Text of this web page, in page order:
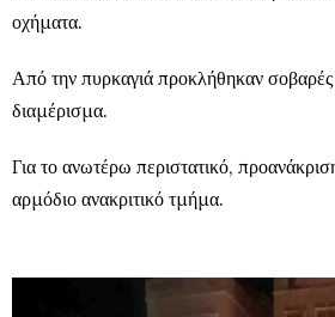
οχήματα.
Από την πυρκαγιά προκλήθηκαν σοβαρές
διαμέρισμα.
Για το ανωτέρω περιστατικό,
αρμόδιο ανακριτικό τμήμα.